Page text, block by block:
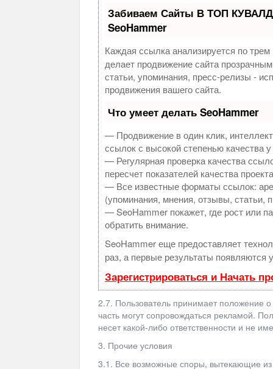
Забиваем Сайты В ТОП
SeoHammer
Каждая ссылка анализируется по
делает продвижение сайта
статьи, упоминания, пресс-релизы -
продвижения вашего сайта.
Что умеет делать SeoHammer
— Продвижение в один клик,
ссылок с высокой степенью качества
— Регулярная проверка качества
пересчет показателей качества
— Все известные форматы ссылок:
(упоминания, мнения, отзывы, статьи,
— SeoHammer покажет, где рост или
обратить внимание.
SeoHammer еще предоставляет
раз, а первые результаты появляются
Зарегистрироваться и Начать
2.7. Пользователь принимает положение
часть могут сопровождаться рекламой.
несет какой-либо ответственности и не
3. Прочие условия
3.1. Все возможные споры, вытекающие